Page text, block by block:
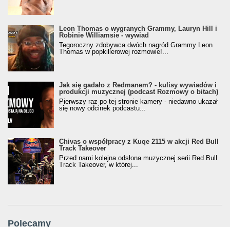
Leon Thomas o wygranych Grammy, Lauryn Hill i
Robinie Williamsie - wywiad
Tegoroczny zdobywca dwóch nagród Grammy Leon
Thomas w popkillerowej rozmowie!...
Jak się gadało z Redmanem? - kulisy wywiadów i
produkcji muzycznej (podcast Rozmowy o bitach)
Pierwszy raz po tej stronie kamery - niedawno ukazał
się nowy odcinek podcastu...
Chivas o współpracy z Kuqe 2115 w akcji Red Bull
Track Takeover
Przed nami kolejna odsłona muzycznej serii Red Bull
Track Takeover, w której...
Polecamy